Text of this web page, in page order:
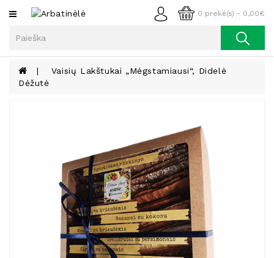
0 prekė(s) - 0,00€
Kategorijos
Kava
Vaisių Lakštukai „Mėgstamiausi“, Didelė
Dėžutė